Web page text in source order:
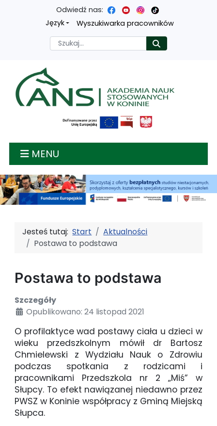
Przejdź
treści
głównej
Przejdź
menu
nawigacyjnego
Przejdź
wyszukiwarki
Przejdź
mapy
strony
Odwiedź nas:
Język
Wyszukiwarka pracowników
Szukaj
Akademia nauk
MENU
Jesteś tutaj:Start
Aktualności
Postawa to podstawa
Postawa to podstawa
Szczegóły
Opublikowano: 24 listopad 2021
O profilaktyce wad postawy ciała u dzieci w
wieku przedszkolnym mówił dr Bartosz
Chmielewski z Wydziału Nauk o Zdrowiu
podczas spotkania z rodzicami i
pracownikami Przedszkola nr 2 „Miś” w
Słupcy. To efekt nawiązanej niedawno przez
PWSZ w Koninie współpracy z Gminą Miejską
Słupca.